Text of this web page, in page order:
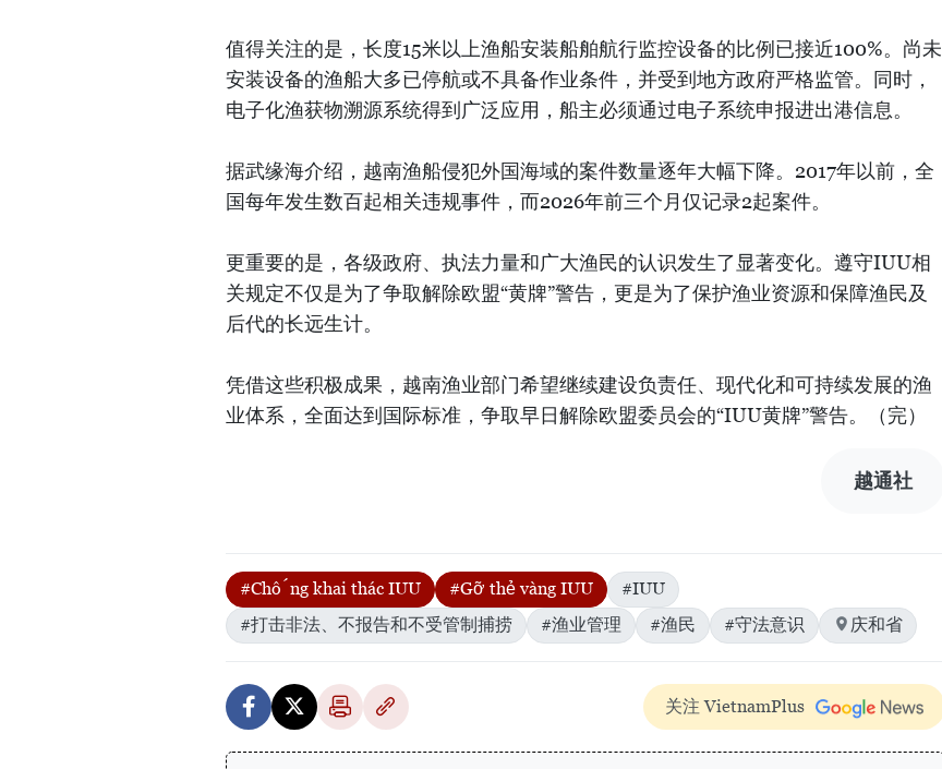
值得关注的是，长度15米以上渔船安装船舶航行监控设备的比例已接近100%。尚未
安装设备的渔船大多已停航或不具备作业条件，并受到地方政府严格监管。同时，
电子化渔获物溯源系统得到广泛应用，船主必须通过电子系统申报进出港信息。
据武缘海介绍，越南渔船侵犯外国海域的案件数量逐年大幅下降。2017年以前，全
国每年发生数百起相关违规事件，而2026年前三个月仅记录2起案件。
更重要的是，各级政府、执法力量和广大渔民的认识发生了显著变化。遵守IUU相
关规定不仅是为了争取解除欧盟“黄牌”警告，更是为了保护渔业资源和保障渔民及
后代的长远生计。
凭借这些积极成果，越南渔业部门希望继续建设负责任、现代化和可持续发展的渔
业体系，全面达到国际标准，争取早日解除欧盟委员会的“IUU黄牌”警告。（完）
越通社
#Chống khai thác IUU #Gỡ thẻ vàng IUU
#IUU
#打击非法、不报告和不受管制捕捞
#渔业管理 #渔民 #守法意识 庆和省
关注 VietnamPlus